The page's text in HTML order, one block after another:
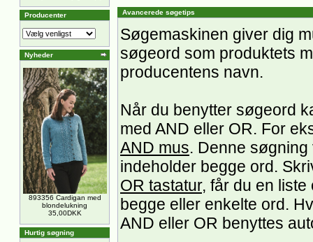
Producenter
Nyheder
893356 Cardigan med
blondelukning
35,00DKK
Hurtig søgning
Avancerede søgetips
Søgemaskinen giver dig
søgeord som produktets
producentens navn.
Når du benytter søgeord
med AND eller OR. For
AND mus. Denne
indeholder begge ord.
OR tastatur, får du en
begge eller enkelte ord.
AND eller OR benyttes